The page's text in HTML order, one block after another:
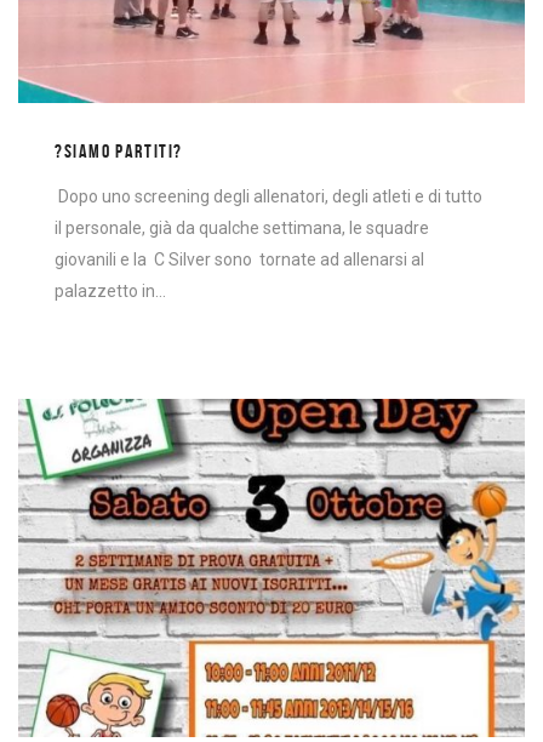
?SIAMO PARTITI?
Dopo uno screening degli allenatori, degli atleti e di tutto
il personale, già da qualche settimana, le squadre
giovanili e la C Silver sono tornate ad allenarsi al
palazzetto in…